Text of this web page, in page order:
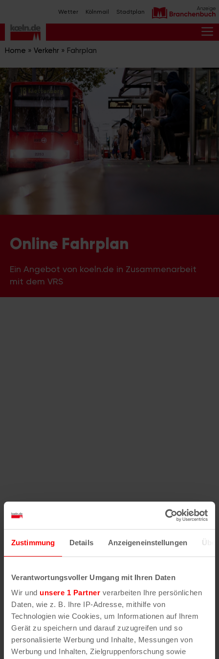
Zustimmung Details Anzeigeneinstellungen
Verantwortungsvoller Umgang mit Ihren Daten
Wir und unsere 1 Partner verarbeiten Ihre persönlichen
Daten, wie z. B. Ihre IP-Adresse, mithilfe von
Technologien wie Cookies, um Informationen auf Ihrem
Gerät zu speichern und darauf zuzugreifen und so
personalisierte Werbung und Inhalte, Messungen von
Werbung und Inhalten, Zielgruppenforschung sowie
Inhalt
springen
Wetter Kölnmail Stadtplan
Home » Verkehr » Fahrplan
Online Fahrplan
Ein Angebot von koeln.de in Zusammenarbeit
mit dem VRS